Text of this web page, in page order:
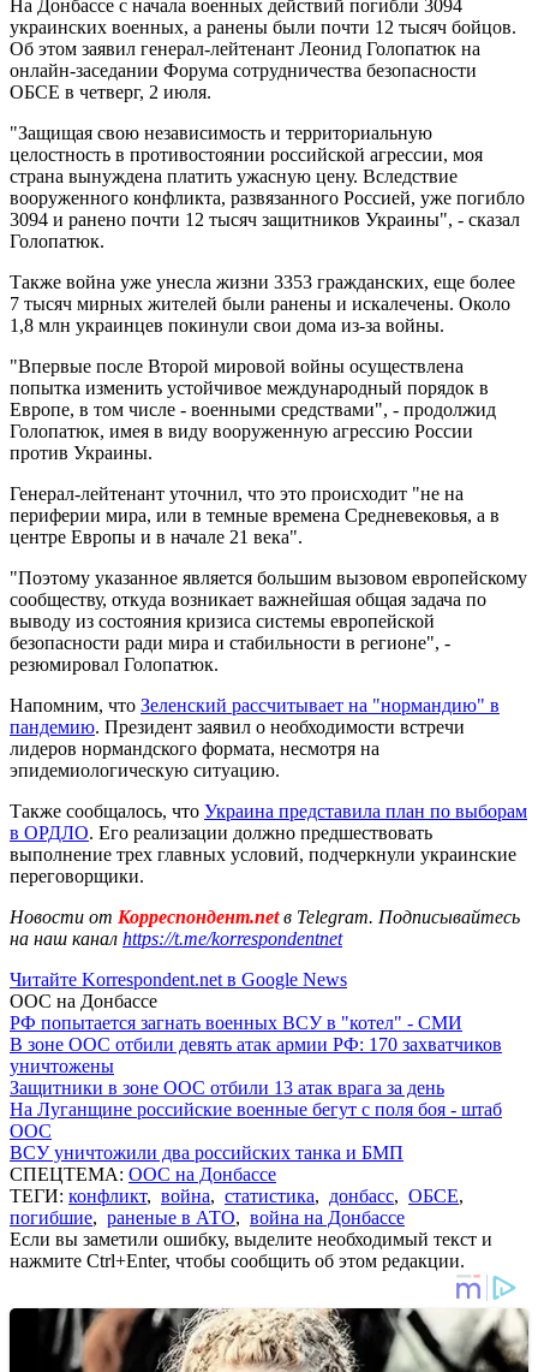
На Донбассе с начала военных действий погибли 3094
украинских военных, а ранены были почти 12 тысяч бойцов.
Об этом заявил генерал-лейтенант Леонид Голопатюк на
онлайн-заседании Форума сотрудничества безопасности
ОБСЕ в четверг, 2 июля.
"Защищая свою независимость и территориальную
целостность в противостоянии российской агрессии, моя
страна вынуждена платить ужасную цену. Вследствие
вооруженного конфликта, развязанного Россией, уже погибло
3094 и ранено почти 12 тысяч защитников Украины", - сказал
Голопатюк.
Также война уже унесла жизни 3353 гражданских, еще более
7 тысяч мирных жителей были ранены и искалечены. Около
1,8 млн украинцев покинули свои дома из-за войны.
"Впервые после Второй мировой войны осуществлена ​​
попытка изменить устойчивое международный порядок в
Европе, в том числе - военными средствами", - продолжид
Голопатюк, имея в виду вооруженную агрессию России
против Украины.
Генерал-лейтенант уточнил, что это происходит "не на
периферии мира, или в темные времена Средневековья, а в
центре Европы и в начале 21 века".
"Поэтому указанное является большим вызовом европейскому
сообществу, откуда возникает важнейшая общая задача по
выводу из состояния кризиса системы европейской
безопасности ради мира и стабильности в регионе", -
резюмировал Голопатюк.
Напомним, что Зеленский рассчитывает на "нормандию" в
пандемию. Президент заявил о необходимости встречи
лидеров нормандского формата, несмотря на
эпидемиологическую ситуацию.
Также сообщалось, что Украина представила план по выборам
в ОРДЛО. Его реализации должно предшествовать
выполнение трех главных условий, подчеркнули украинские
переговорщики.
Новости от Корреспондент.netв Telegram. Подписывайтесь
на наш канал https://t.me/korrespondentnet
Читайте Korrespondent.net в Google News
ООС на Донбассе
РФ попытается загнать военных ВСУ в "котел" - СМИ
В зоне ООС отбили девять атак армии РФ: 170 захватчиков
уничтожены
Защитники в зоне ООС отбили 13 атак врага за день
На Луганщине российские военные бегут с поля боя - штаб
ООС
ВСУ уничтожили два российских танка и БМП
СПЕЦТЕМА: ООС на Донбассе
ТЕГИ: конфликт, война, статистика, донбасс, ОБСЕ,
погибшие, раненые в АТО, война на Донбассе
Если вы заметили ошибку, выделите необходимый текст и
нажмите Ctrl+Enter, чтобы сообщить об этом редакции.